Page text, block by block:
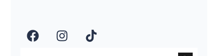
(otwiera się w nowym oknie)
(otwiera się w nowym
(otwiera się w